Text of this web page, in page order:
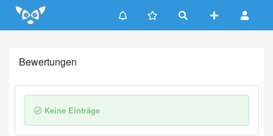
Update cookies preferences
Bewertungen
Keine Einträge